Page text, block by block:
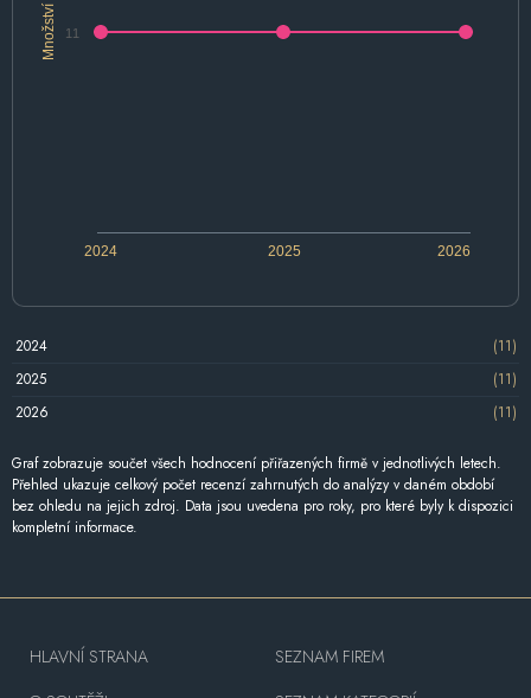
Množství
2024 2026
2025
11
2024
(11)
2025
(11)
2026
(11)
Graf zobrazuje součet všech hodnocení přiřazených firmě v jednotlivých letech.
Přehled ukazuje celkový počet recenzí zahrnutých do analýzy v daném období
bez ohledu na jejich zdroj. Data jsou uvedena pro roky, pro které byly k dispozici
kompletní informace.
HLAVNÍ STRANA
SEZNAM FIREM